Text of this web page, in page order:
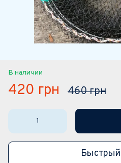
В наличии
420 грн 460 грн
Быстрый